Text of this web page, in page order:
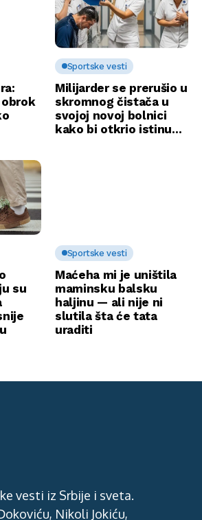
Sportske vesti
Milijarder se prerušio u
skromnog čistača u
svojoj novoj bolnici
kako bi otkrio istinu…
su
Sportske vesti
Maćeha mi je uništila
maminsku balsku
haljinu — ali nije ni
slutila šta će tata
uraditi
vesti iz Srbije i sveta.
Nikoli Jokiću,